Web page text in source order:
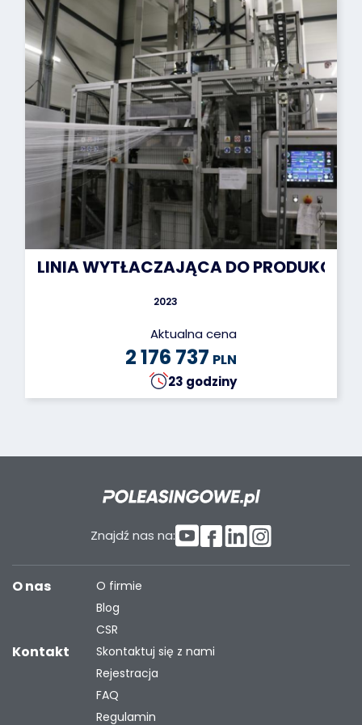
LINIA WYTŁACZAJĄCA DO PRODUKCJI
2023
Aktualna cena
2 176 737 PLN
23 godziny
Znajdź nas na:
O nas
O firmie
Blog
CSR
Kontakt
Skontaktuj się z nami
Rejestracja
FAQ
Regulamin